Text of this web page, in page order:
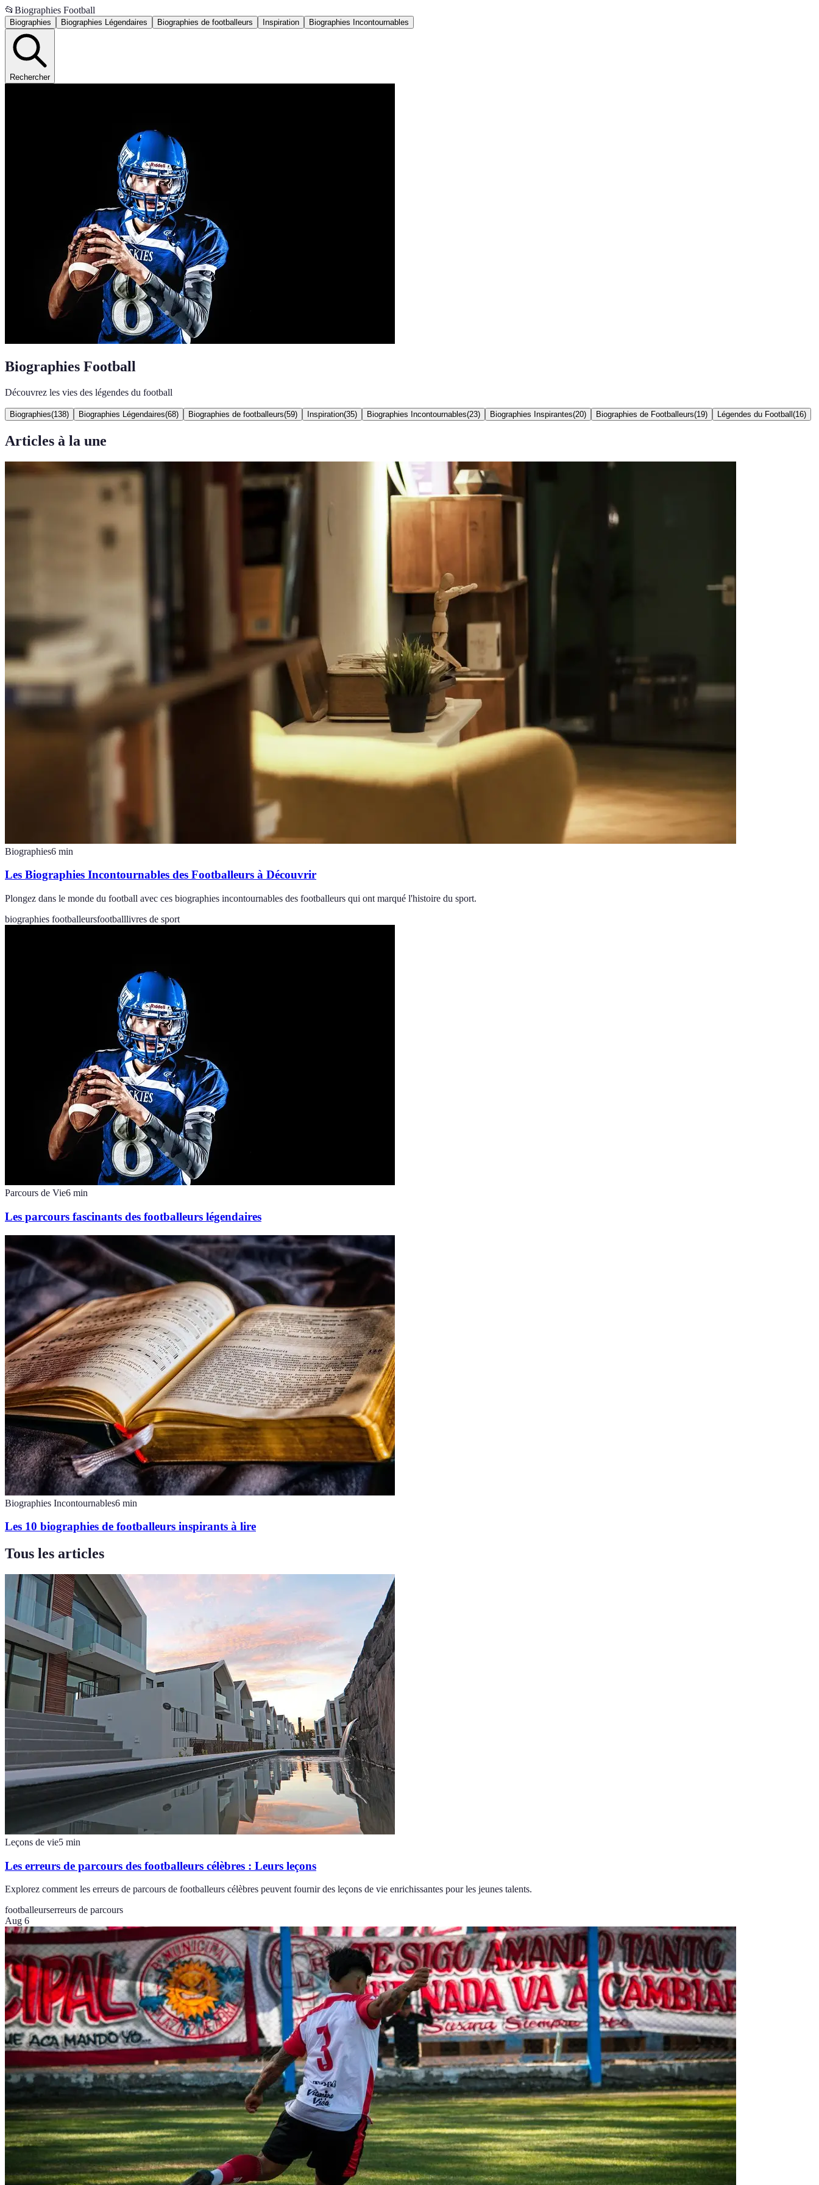
📂 Biographies Football
Biographies Biographies Légendaires Biographies de footballeurs Inspiration Biographies Incontournables
Rechercher
Biographies Football
Découvrez les vies des légendes du football
Biographies(138) Biographies Légendaires(68) Biographies de footballeurs(59) Inspiration(35) Biographies Incontournables(23) Biographies Inspirantes(20) Biographies de Footballeurs(19) Légendes du Football (16)
Articles à la une
Biographies6 min
Les Biographies Incontournables des Footballeurs à Découvrir
Plongez dans le monde du football avec ces biographies incontournables des footballeurs qui ont marqué l'histoire du sport.
biographies footballeursfootballlivres de sport
Parcours de Vie6 min
Les parcours fascinants des footballeurs légendaires
Biographies Incontournables6 min
Les 10 biographies de footballeurs inspirants à lire
Tous les articles
Leçons de vie5 min
Les erreurs de parcours des footballeurs célèbres : Leurs leçons
Explorez comment les erreurs de parcours de footballeurs célèbres peuvent fournir des leçons de vie enrichissantes pour les jeunes talents.
footballeurserreurs de parcours
Aug 6